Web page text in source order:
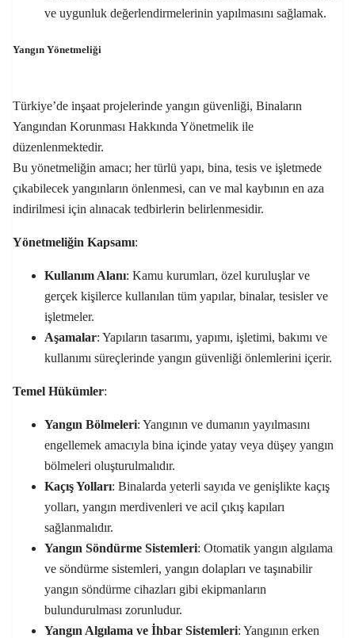
ve uygunluk değerlendirmelerinin yapılmasını sağlamak.
Yangın Yönetmeliği
Türkiye’de inşaat projelerinde yangın güvenliği, Binaların
Yangından Korunması Hakkında Yönetmelik ile
düzenlenmektedir.
Bu yönetmeliğin amacı; her türlü yapı, bina, tesis ve işletmede
çıkabilecek yangınların önlenmesi, can ve mal kaybının en aza
indirilmesi için alınacak tedbirlerin belirlenmesidir.
Yönetmeliğin Kapsamı:
Kullanım Alanı: Kamu kurumları, özel kuruluşlar ve
gerçek kişilerce kullanılan tüm yapılar, binalar, tesisler ve
işletmeler.
Aşamalar: Yapıların tasarımı, yapımı, işletimi, bakımı ve
kullanımı süreçlerinde yangın güvenliği önlemlerini içerir.
Temel Hükümler:
Yangın Bölmeleri: Yangının ve dumanın yayılmasını
engellemek amacıyla bina içinde yatay veya düşey yangın
bölmeleri oluşturulmalıdır.
Kaçış Yolları: Binalarda yeterli sayıda ve genişlikte kaçış
yolları, yangın merdivenleri ve acil çıkış kapıları
sağlanmalıdır.
Yangın Söndürme Sistemleri: Otomatik yangın algılama
ve söndürme sistemleri, yangın dolapları ve taşınabilir
yangın söndürme cihazları gibi ekipmanların
bulundurulması zorunludur.
Yangın Algılama ve İhbar Sistemleri: Yangının erken